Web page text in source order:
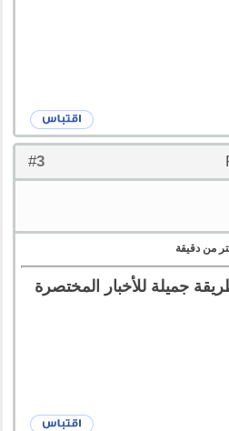
#
3
من دقيقة
جميلة للأخبار المختصرة